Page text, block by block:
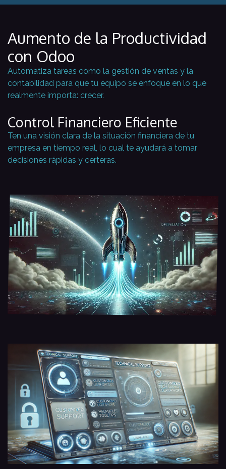
Aumento de la Productividad
con Odoo
Automatiza tareas como la gestión de ventas y la
contabilidad para que tu equipo se enfoque en lo que
realmente importa: crecer.
Control Financiero Eficiente
Ten una visión clara de la situación financiera de tu
empresa en tiempo real, lo cual te ayudará a tomar
decisiones rápidas y certeras.